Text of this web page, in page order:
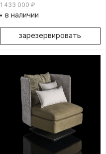
1 433 000 ₽
в наличии
зарезервировать